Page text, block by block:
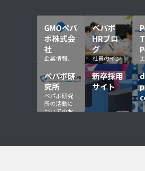
GMOペパ
ボ株式会
社
企業情報、
種プレスリ
リース
ペパボ
HRブロ
グ
社員のイン
タビューや
イベントの
レポート
ペパボ研
究所
ペパボ研究
所の活動に
ついてのお
新卒採用
サイト